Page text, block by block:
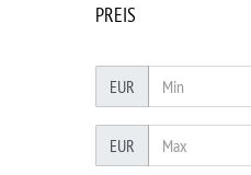
PREIS
EUR
EUR